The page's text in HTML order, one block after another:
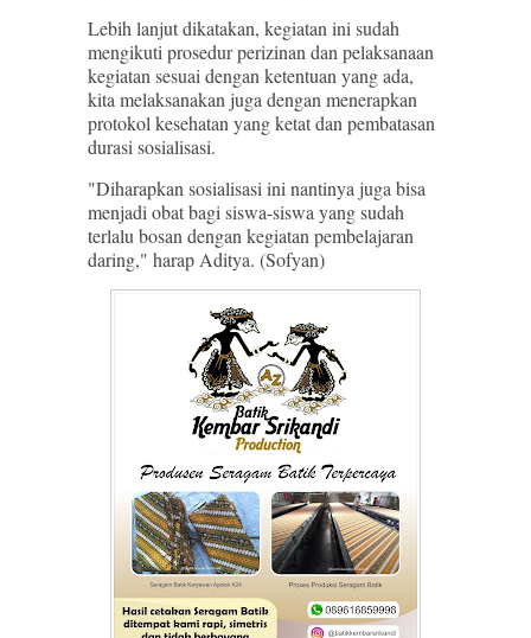
Lebih lanjut dikatakan, kegiatan ini sudah
mengikuti prosedur perizinan dan pelaksanaan
kegiatan sesuai dengan ketentuan yang ada,
kita melaksanakan juga dengan menerapkan
protokol kesehatan yang ketat dan pembatasan
durasi sosialisasi.
"Diharapkan sosialisasi ini nantinya juga bisa
menjadi obat bagi siswa-siswa yang sudah
terlalu bosan dengan kegiatan pembelajaran
daring," harap Aditya. (Sofyan)